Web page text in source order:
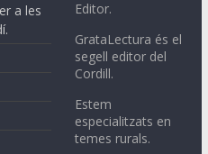
a les
Editor.
GrataLectura és el
segell editor del
Cordill.
Estem
especialitzats en
temes rurals.